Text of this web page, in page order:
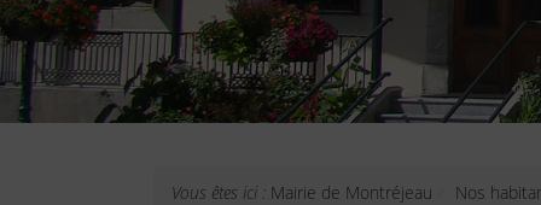
Vous êtes ici : Mairie de Montréjeau Nos